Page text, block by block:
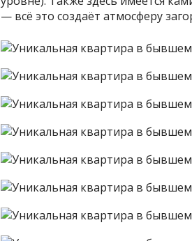
— всё это создаёт атмосферу